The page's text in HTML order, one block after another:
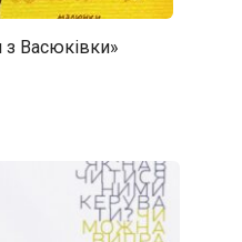
з Васюківки»